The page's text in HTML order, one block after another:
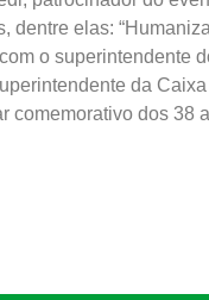
elas:
o superintendente
da
comemorativo dos 38